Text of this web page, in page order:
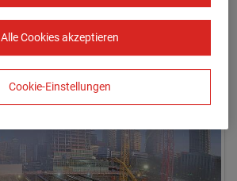
14.01.2026 08:00
Alle Cookies akzeptieren
Cookie-Einstellungen